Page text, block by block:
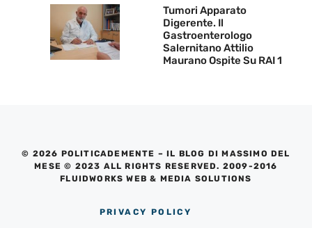
Tumori Apparato
Digerente. Il
Gastroenterologo
Salernitano Attilio
Maurano Ospite Su RAI 1
© 2026 POLITICADEMENTE – IL BLOG DI MASSIMO DEL
MESE © 2023 ALL RIGHTS RESERVED. 2009-2016
FLUIDWORKS WEB & MEDIA SOLUTIONS
PRIVACY POLICY